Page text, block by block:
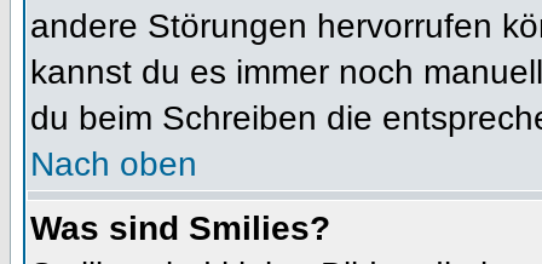
andere Störungen hervorrufen
kannst du es immer noch
du beim Schreiben die
Nach oben
Was sind Smilies?